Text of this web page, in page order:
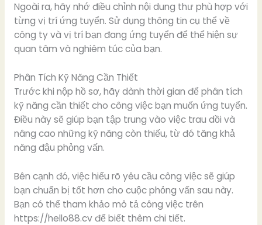
Ngoài ra, hãy nhớ điều chỉnh nội dung thư phù hợp với
từng vị trí ứng tuyển. Sử dụng thông tin cụ thể về
công ty và vị trí bạn đang ứng tuyển để thể hiện sự
quan tâm và nghiêm túc của bạn.
Phân Tích Kỹ Năng Cần Thiết
Trước khi nộp hồ sơ, hãy dành thời gian để phân tích
kỹ năng cần thiết cho công việc bạn muốn ứng tuyển.
Điều này sẽ giúp bạn tập trung vào việc trau dồi và
nâng cao những kỹ năng còn thiếu, từ đó tăng khả
năng đậu phỏng vấn.
Bên cạnh đó, việc hiểu rõ yêu cầu công việc sẽ giúp
bạn chuẩn bị tốt hơn cho cuộc phỏng vấn sau này.
Bạn có thể tham khảo mô tả công việc trên
https://hello88.cv để biết thêm chi tiết.